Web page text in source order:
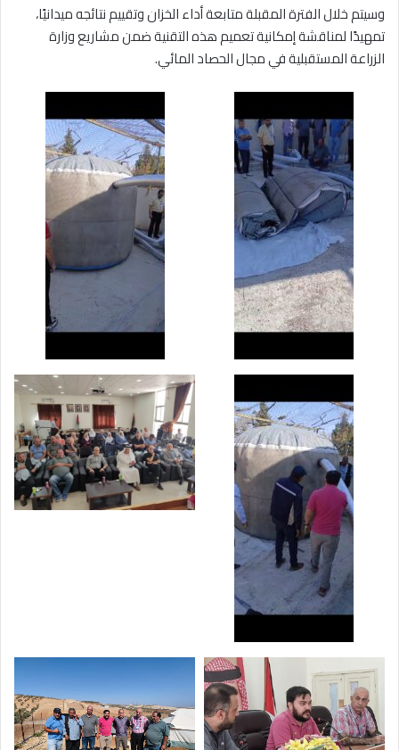
وسيتم خلال الفترة المقبلة متابعة أداء الخزان وتقييم نتائجه ميدانيًا،
تمهيدًا لمناقشة إمكانية تعميم هذه التقنية ضمن مشاريع وزارة
الزراعة المستقبلية في مجال الحصاد المائي.